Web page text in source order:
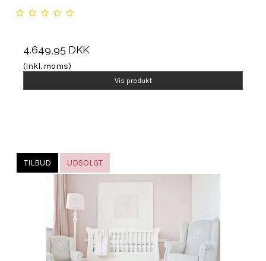
4.649,95 DKK
(inkl. moms)
Vis produkt
TILBUD UDSOLGT